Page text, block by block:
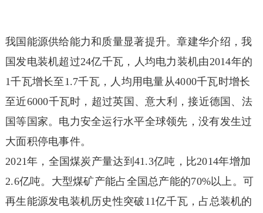
我国能源供给能力和质量显著提升。章建华介绍，我
国发电装机超过24亿千瓦，人均电力装机由2014年的
1千瓦增长至1.7千瓦，人均用电量从4000千瓦时增长
至近6000千瓦时，超过英国、意大利，接近德国、法
国等国家。电力安全运行水平全球领先，没有发生过
大面积停电事件。
2021年，全国煤炭产量达到41.3亿吨，比2014年增加
2.6亿吨。大型煤矿产能占全国总产能的70%以上。可
再生能源发电装机历史性突破11亿千瓦，占总装机的